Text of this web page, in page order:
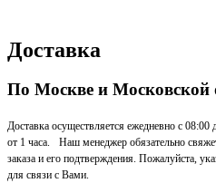
Доставка
По Москве и Московской
Доставка осуществляется ежедневно с
от 1 часа. Наш менеджер обязательно
заказа и его подтверждения. Пожалуйста,
для связи с Вами.